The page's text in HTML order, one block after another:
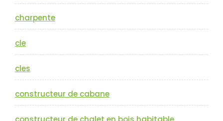
charpente
cle
cles
constructeur de cabane